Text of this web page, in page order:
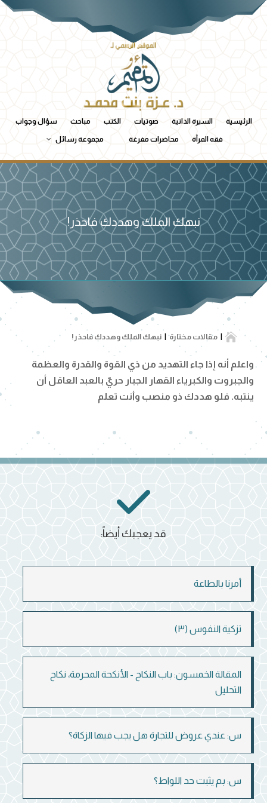
الرئيسية السيرة الذاتية صوتيات الكتب مباحث سؤال وجواب
فقه المرأة محاضرات مفرغة مجموعة رسائل
نبهك الملك وهددك فاحذر!
 مقالات مختارة نبهك الملك وهددك فاحذر!
واعلم أنه إذا جاء التهديد من ذي القوة والقدرة والعظمة
والجبروت والكبرياء القهار الجبار حريّ بالعبد العاقل أن
ينتبه. فلو هددك ذو منصب وأنت تعلم
أمرنا بالطاعة
تزكية النفوس (٣)
المقالة الخمسون: باب النكاح - الأنكحة المحرمة، نكاح
التحليل
س: عندي عروض للتجارة هل يجب فيها الزكاة؟
س: بم يثبت حد اللواط؟
قد يعجبك أيضاً: